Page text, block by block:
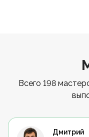
Всего 198
Дмитрий